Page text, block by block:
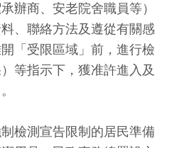
辦商、安老院舍職員等）
、聯絡方法及遵從有關感
「受限區域」前，進行檢
等指示下，獲准許進入及
測宣告限制的居民準備